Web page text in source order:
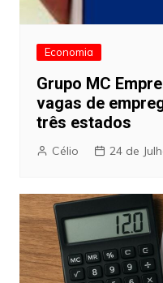
Economia
Grupo MC
vagas de
três estados
Célio 24 de